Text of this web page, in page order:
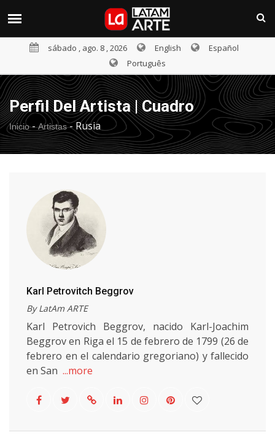
sábado , ago. 8 , 2026 English
Español
Português
Perfil Del Artista | Cuadro
Inicio- Artistas- Rusia
Karl Petrovitch Beggrov
By LatAm ARTE
Karl Petrovich Beggrov, nacido Karl-Joachim
Beggrov en Riga el 15 de febrero de 1799 (26 de
febrero en el calendario gregoriano) y fallecido
en San ...more